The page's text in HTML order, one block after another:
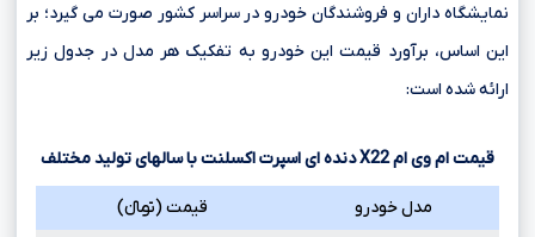
نمایشگاه داران و فروشندگان خودرو در سراسر کشور صورت می گیرد؛ بر
این اساس، برآورد قیمت این خودرو به تفکیک هر مدل در جدول زیر
ارائه شده است:
قیمت ام وی امX22دنده ای اسپرت اکسلنت با سالهای تولید مختلف
مدل خودرو
قیمت (تومانءءء)